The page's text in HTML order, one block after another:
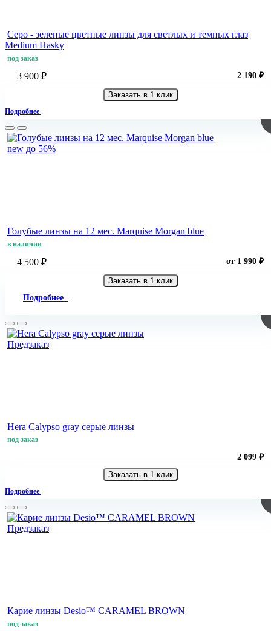
Серо - зеленые цветные линзы для светлых и темных глаз
Medium Hasky
под заказ
3 900 ₽ 2 190 ₽
Заказать в 1 клик
Подробнее
new до 56%
Голубые линзы на 12 мес. Marquise Morgan blue
в наличии
4 500 ₽ от 1 990 ₽
Заказать в 1 клик
Подробнее
Предзаказ
Hera Calypso gray серые линзы
под заказ
2 099 ₽
Заказать в 1 клик
Подробнее
Предзаказ
Карие линзы Desio™ CARAMEL BROWN
под заказ